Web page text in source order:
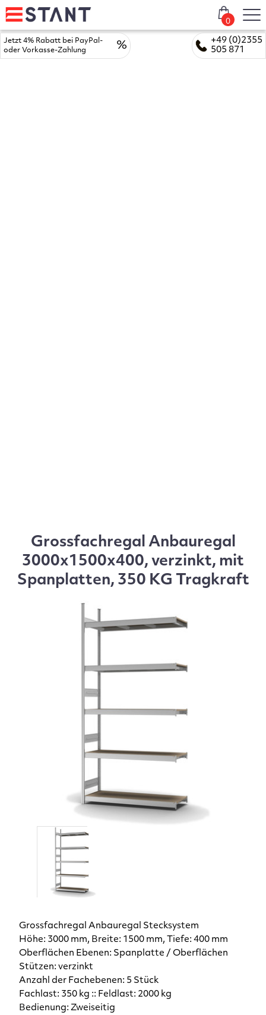
+49 (0)2355
505 871
Jetzt 4% Rabatt bei PayPal-
oder Vorkasse-Zahlung
%
0
Grossfachregal Anbauregal
3000x1500x400, verzinkt, mit
Spanplatten, 350 KG Tragkraft
Grossfachregal Anbauregal Stecksystem
Höhe: 3000 mm, Breite: 1500 mm, Tiefe: 400 mm
Oberflächen Ebenen: Spanplatte / Oberflächen
Stützen: verzinkt
Anzahl der Fachebenen: 5 Stück
Fachlast: 350 kg :: Feldlast: 2000 kg
Bedienung: Zweiseitig